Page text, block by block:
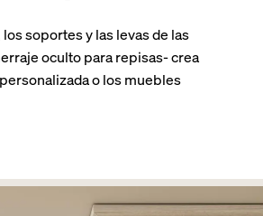
soportes y las levas de las
oculto para repisas- crea
o los muebles